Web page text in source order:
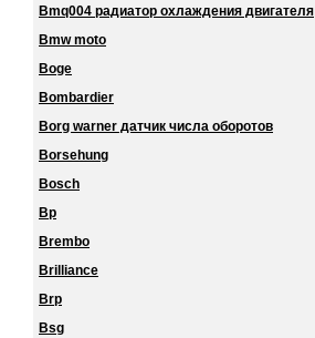
Bmq004 радиатор охлаждения двигателя
Bmw moto
Boge
Bombardier
Borg warner датчик числа оборотов
Borsehung
Bosch
Bp
Brembo
Brilliance
Brp
Bsg